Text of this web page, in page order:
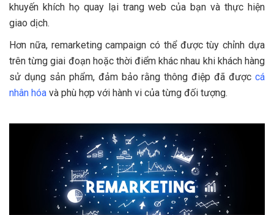
khuyến khích họ quay lại trang web của bạn và thực hiện
giao dịch.
Hơn nữa, remarketing campaign có thể được tùy chỉnh dựa
trên từng giai đoạn hoặc thời điểm khác nhau khi khách hàng
sử dụng sản phẩm, đảm bảo rằng thông điệp đã được cá
nhân hóa và phù hợp với hành vi của từng đối tượng.